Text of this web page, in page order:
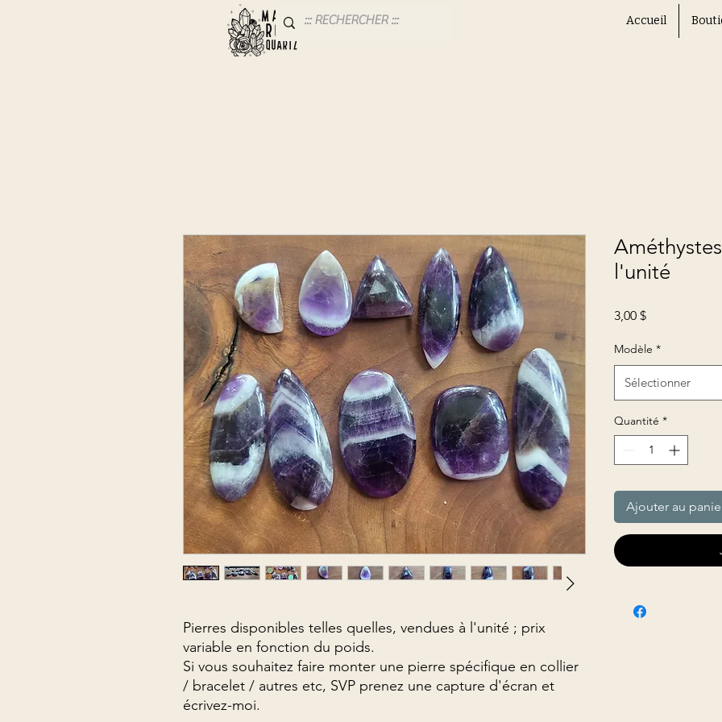
Accueil
Pierres disponibles telles quelles, vendues à l'unité ; prix
variable en fonction du poids.
Si vous souhaitez faire monter une pierre spécifique en collier
/ bracelet / autres etc, SVP prenez une capture d'écran et
écrivez-moi.
l'unité
3,00 $Prix
Modèle *
Sélectionner
Quantité *
Ajouter au